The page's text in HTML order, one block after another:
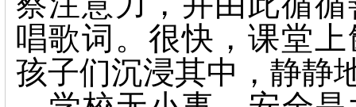
唱歌词。很快，课堂
孩子们沉浸其中，静静